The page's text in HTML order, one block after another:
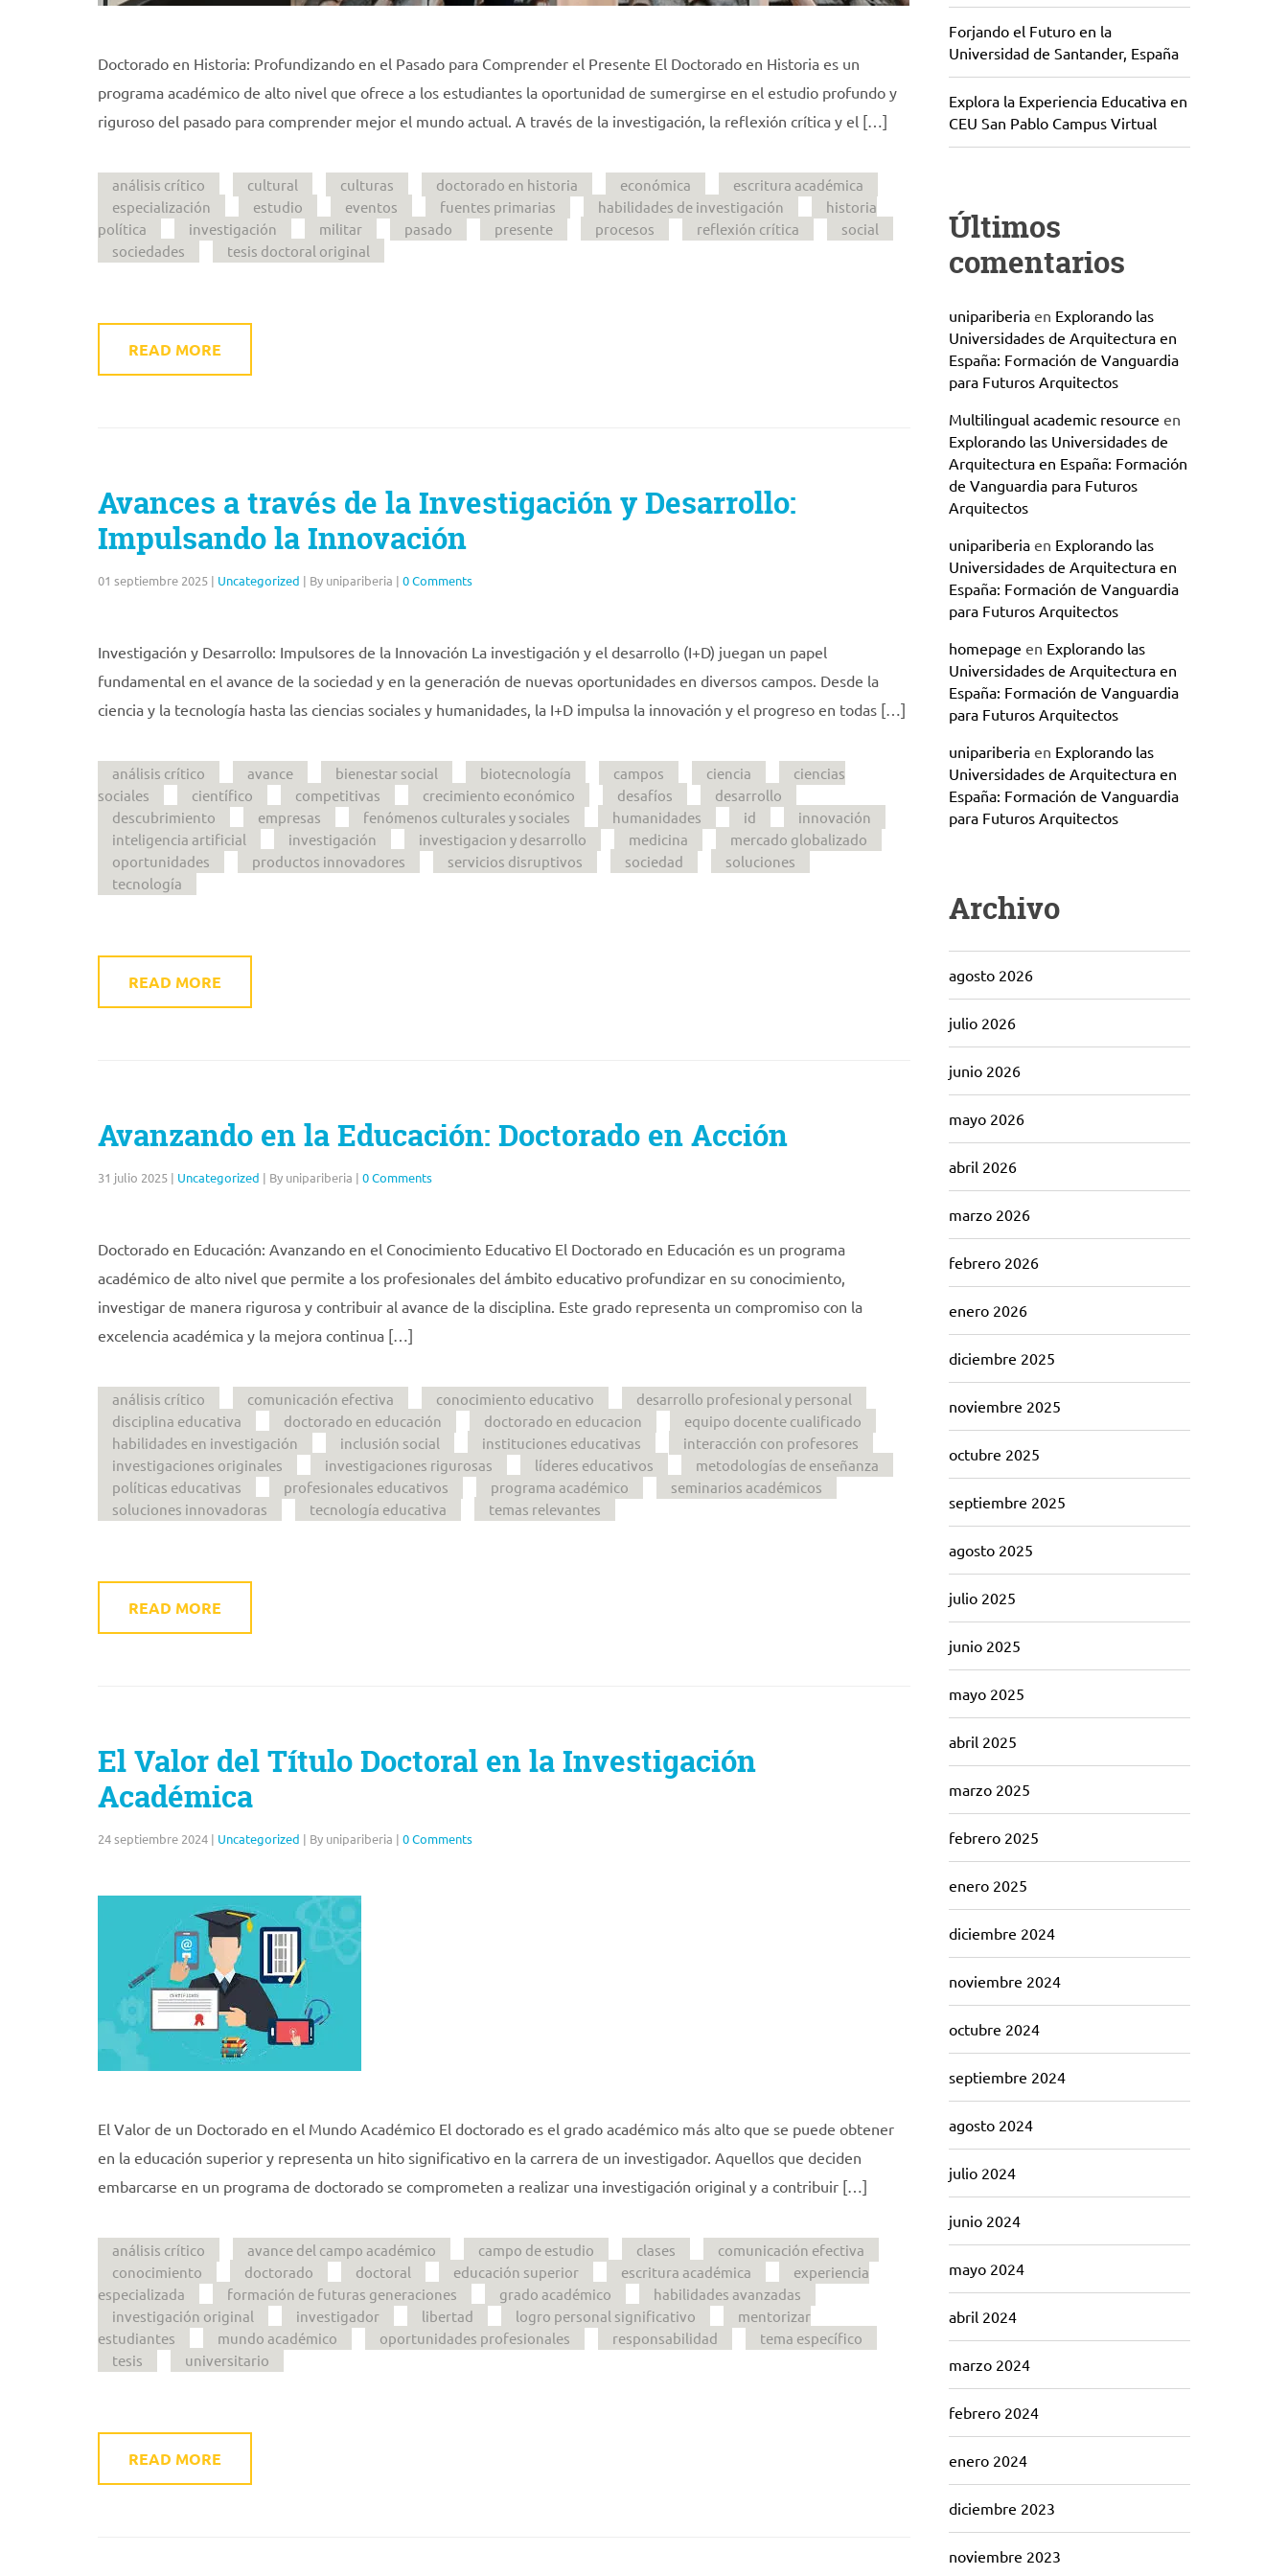
Doctorado en Historia: Profundizando en el Pasado para Comprender el Presente El Doctorado en Historia es un
programa académico de alto nivel que ofrece a los estudiantes la oportunidad de sumergirse en el estudio profundo y
riguroso del pasado para comprender mejor el mundo actual. A través de la investigación, la reflexión crítica y el […]
análisis crítico cultural culturas doctorado en historia económica
escritura académica
especialización
estudio eventos fuentes primarias habilidades de investigación
historia
política
investigación militar pasado presente procesos reflexión crítica
social
sociedades
tesis doctoral original
READ MORE
Avances a través de la Investigación y Desarrollo:
Impulsando la Innovación
01 septiembre 2025 | Uncategorized | By unipariberia | 0 Comments
Investigación y Desarrollo: Impulsores de la Innovación La investigación y el desarrollo (I+D) juegan un papel
fundamental en el avance de la sociedad y en la generación de nuevas oportunidades en diversos campos. Desde la
ciencia y la tecnología hasta las ciencias sociales y humanidades, la I+D impulsa la innovación y el progreso en todas […]
análisis crítico avance bienestar social biotecnología campos ciencia
ciencias
sociales
científico competitivas crecimiento económico desafíos
desarrollo
descubrimiento
empresas fenómenos culturales y sociales humanidades id
innovación
inteligencia artificial
investigación investigacion y desarrollo medicina
mercado globalizado
oportunidades
productos innovadores servicios disruptivos sociedad
soluciones
tecnología
READ MORE
Avanzando en la Educación: Doctorado en Acción
31 julio 2025 | Uncategorized | By unipariberia | 0 Comments
Doctorado en Educación: Avanzando en el Conocimiento Educativo El Doctorado en Educación es un programa
académico de alto nivel que permite a los profesionales del ámbito educativo profundizar en su conocimiento,
investigar de manera rigurosa y contribuir al avance de la disciplina. Este grado representa un compromiso con la
excelencia académica y la mejora continua […]
análisis crítico comunicación efectiva conocimiento educativo
desarrollo profesional y personal
disciplina educativa
doctorado en educación doctorado en educacion
equipo docente cualificado
habilidades en investigación
inclusión social instituciones educativas
interacción con profesores
investigaciones originales
investigaciones rigurosas líderes educativos
metodologías de enseñanza
políticas educativas
profesionales educativos programa académico
seminarios académicos
soluciones innovadoras
tecnología educativa temas relevantes
READ MORE
El Valor del Título Doctoral en la Investigación
Académica
24 septiembre 2024 | Uncategorized | By unipariberia | 0 Comments
El Valor de un Doctorado en el Mundo Académico El doctorado es el grado académico más alto que se puede obtener
en la educación superior y representa un hito significativo en la carrera de un investigador. Aquellos que deciden
embarcarse en un programa de doctorado se comprometen a realizar una investigación original y a contribuir […]
análisis crítico avance del campo académico campo de estudio clases
comunicación efectiva
conocimiento
doctorado doctoral educación superior escritura académica
experiencia
especializada
formación de futuras generaciones grado académico
habilidades avanzadas
investigación original
investigador libertad logro personal significativo
mentorizar
estudiantes
mundo académico oportunidades profesionales responsabilidad
tema específico
tesis
universitario
READ MORE
Forjando el Futuro en la
Universidad de Santander, España
Explora la Experiencia Educativa en
CEU San Pablo Campus Virtual
Últimos
comentarios
unipariberiaen Explorando las
Universidades de Arquitectura en
España: Formación de Vanguardia
para Futuros Arquitectos
Multilingual academic resource en
Explorando las Universidades de
Arquitectura en España: Formación
de Vanguardia para Futuros
Arquitectos
unipariberiaen Explorando las
Universidades de Arquitectura en
España: Formación de Vanguardia
para Futuros Arquitectos
homepage en Explorando las
Universidades de Arquitectura en
España: Formación de Vanguardia
para Futuros Arquitectos
unipariberiaen Explorando las
Universidades de Arquitectura en
España: Formación de Vanguardia
para Futuros Arquitectos
Archivo
agosto 2026
julio 2026
junio 2026
mayo 2026
abril 2026
marzo 2026
febrero 2026
enero 2026
diciembre 2025
noviembre 2025
octubre 2025
septiembre 2025
agosto 2025
julio 2025
junio 2025
mayo 2025
abril 2025
marzo 2025
febrero 2025
enero 2025
diciembre 2024
noviembre 2024
octubre 2024
septiembre 2024
agosto 2024
julio 2024
junio 2024
mayo 2024
abril 2024
marzo 2024
febrero 2024
enero 2024
diciembre 2023
noviembre 2023